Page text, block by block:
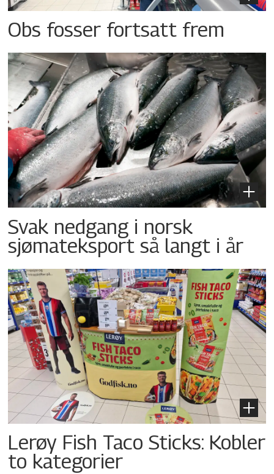
Obs fosser fortsatt frem
Svak nedgang i norsk
sjømateksport så langt i år
Lerøy Fish Taco Sticks: Kobler
to kategorier